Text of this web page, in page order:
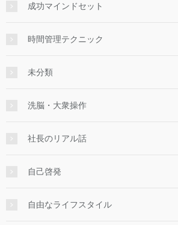
成功マインドセット
時間管理テクニック
未分類
洗脳・大衆操作
社長のリアル話
自己啓発
自由なライフスタイル